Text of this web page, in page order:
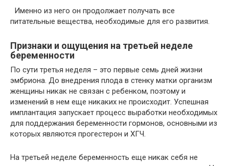
Именно из него он продолжает получать все
питательные вещества, необходимые для его развития.
Признаки и ощущения на третьей неделе
беременности
По сути третья неделя – это первые семь дней жизни
эмбриона. До внедрения плода в стенку матки организм
женщины никак не связан с ребенком, поэтому и
изменений в нем еще никаких не происходит. Успешная
имплантация запускает процесс выработки необходимых
для поддержания беременности гормонов, основными из
которых являются прогестерон и ХГЧ.
На третьей неделе беременность еще никак себя не